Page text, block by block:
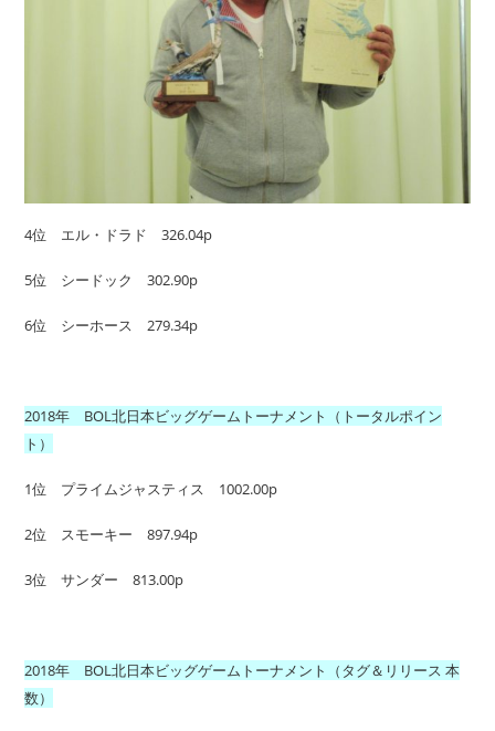
4位 エル・ドラド 326.04p
5位 シードック 302.90p
6位 シーホース 279.34p
2018年 BOL北日本ビッグゲームトーナメント（トータルポイン
ト）
1位 プライムジャスティス 1002.00p
2位 スモーキー 897.94p
3位 サンダー 813.00p
2018年 BOL北日本ビッグゲームトーナメント（タグ＆リリース 本
数）